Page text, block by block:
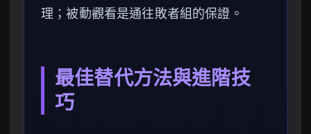
理；被動觀看是通往敗者組的保證。
最佳替代方法與進階技
巧